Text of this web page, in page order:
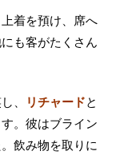
着を預け、席へ
も客がたくさん
、 リチャードと
。彼はブライン
飲み物を取りに